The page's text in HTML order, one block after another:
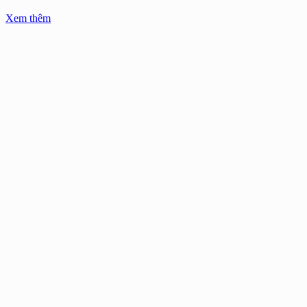
Xem thêm